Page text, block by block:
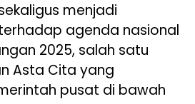
menjadi
agenda nasional
2025, salah satu
Asta Cita yang
pusat di bawah